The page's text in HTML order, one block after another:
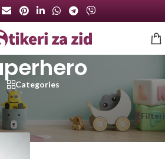
Categories
„superhero“ Prikazan jedan rezultat
Filteri